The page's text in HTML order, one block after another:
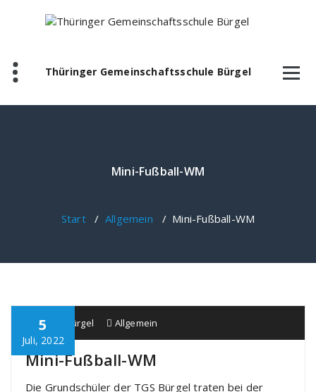
Thüringer Gemeinschaftsschule Bürgel
Mini-Fußball-WM
Start/Allgemein / Mini-Fußball-WM
5
Juli, 2022
Schule Bürgel Allgemein
Mini-Fußball-WM
Die Grundschüler der TGS Bürgel traten bei der